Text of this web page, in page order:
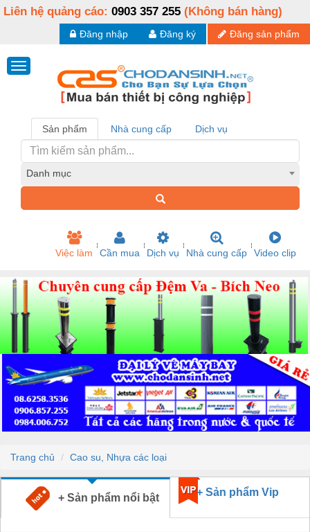
Liên hệ quảng cáo: 0903 357 255 (Không bán hàng)
Đăng sản phẩm
Đăng ký
Đăng nhập
Sản phẩm Nhà cung cấp Dịch vụ
Danh mục
Việc làm Cần mua Dịch vụ Nhà cung cấp Video clip
Trang chủ Cao su, Nhựa các loại
+ Sản phẩm nổi bật + Sản phẩm Vip